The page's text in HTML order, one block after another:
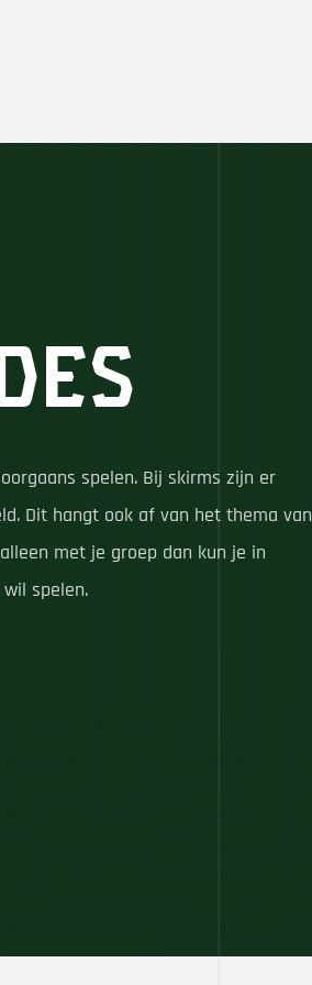
spelen. Bij skirms zijn er
Dit hangt ook af van het thema van
met je groep dan kun je in
spelen.